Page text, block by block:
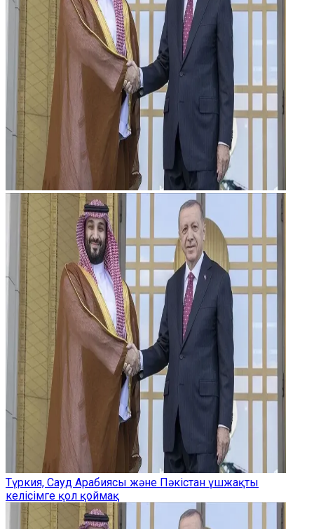
Түркия, Сауд Арабиясы және Пәкістан үшжақты
келісімге қол қоймақ